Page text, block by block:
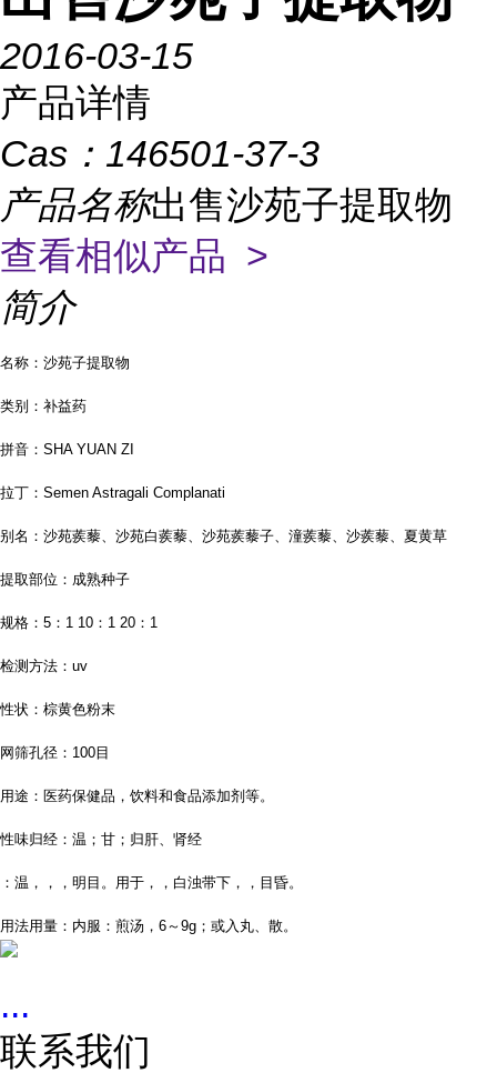
2016-03-15
产品详情
Cas： 146501-37-3
产品名称出售沙苑子提取物
查看相似产品 >
简介
名称：沙苑子提取物
类别：补益药
拼音： SHA YUAN ZI
拉丁： Semen Astragali Complanati
别名：沙苑蒺藜、沙苑白蒺藜、沙苑蒺藜子、潼蒺藜、沙蒺藜、夏黄草
提取部位：成熟种子
规格： 5 ： 1 10 ： 1 20 ： 1
检测方法： uv
性状：棕黄色粉末
网筛孔径： 100目
用途：医药保健品，饮料和食品添加剂等。
性味归经：温；甘；归肝、肾经
：温，，，明目。用于，，白浊带下，，目昏。
用法用量：内服：煎汤， 6～9g ；或入丸、散。
...
联系我们